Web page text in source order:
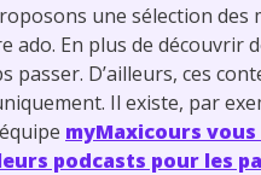
une sélection des
ado. En plus de découvrir
passer. D’ailleurs, ces
Il existe, par
myMaxicours
podcasts pour les